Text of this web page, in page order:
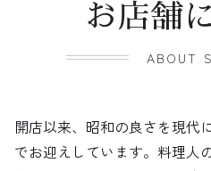
お店舗
ABOUT
開店以来、昭和の良さを現代
でお迎えしています。料理人